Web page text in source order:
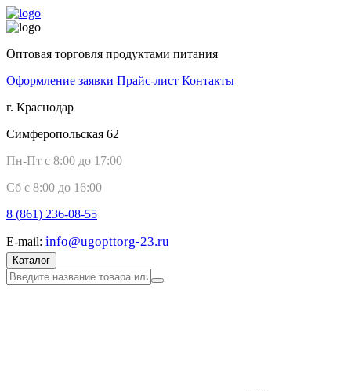
Оптовая торговля продуктами питания
Оформление заявки Прайс-лист Контакты
г. Краснодар
Симферопольская 62
Пн-Пт с 8:00 до 17:00
Сб с 8:00 до 16:00
8 (861) 236-08-55
E-mail: info@ugopttorg-23.ru
Каталог